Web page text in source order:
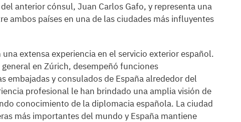
anterior cónsul, Juan Carlos Gafo, y representa una
ambos países en una de las ciudades más influyentes
extensa experiencia en el servicio exterior español.
en Zúrich, desempeñó funciones
y consulados de España alrededor del
profesional le han brindado una amplia visión de
conocimiento de la diplomacia española. La ciudad
más importantes del mundo y España mantiene